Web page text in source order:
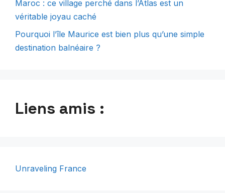
Maroc : ce village perché dans l’Atlas est un
véritable joyau caché
Pourquoi l’île Maurice est bien plus qu’une simple
destination balnéaire ?
Liens amis :
Unraveling France